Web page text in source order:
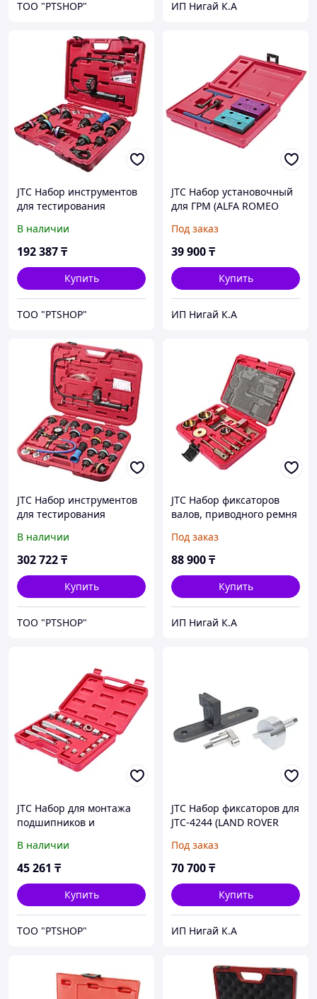
ТОО "PTSHOP" ИП Нигай К.А
JTC Набор инструментов
для тестирования
охлаждения 19
предметов в кейсе JTC
В наличии
192 387₸
Купить
ТОО "PTSHOP"
JTC Набор установочный
для ГРМ (ALFA ROMEO
Под заказ
39 900₸
Купить
ИП Нигай К.А
JTC Набор инструментов
для тестирования
предметов в кейсе JTC
В наличии
302 722₸
Купить
ТОО "PTSHOP"
JTC Набор фиксаторов
валов, приводного ремня
(RENAULT,NISSAN,OPEL)
JTC
Под заказ
88 900₸
Купить
ИП Нигай К.А
JTC Набор для монтажа
подшипников и
кейсе JTC
В наличии
45 261 ₸
Купить
ТОО "PTSHOP"
JTC Набор фиксаторов для
JTC-4244 (LAND ROVER
Под заказ
70 700₸
Купить
ИП Нигай К.А